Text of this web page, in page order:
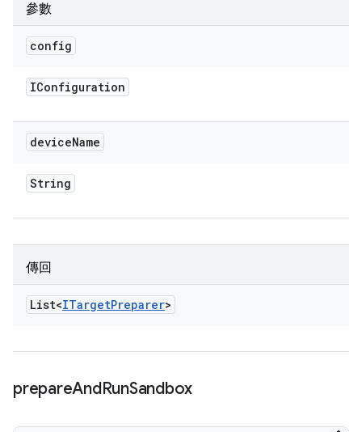
參數
config
IConfiguration
deviceName
String
傳回
List<ITargetPreparer>
prepareAndRunSandbox